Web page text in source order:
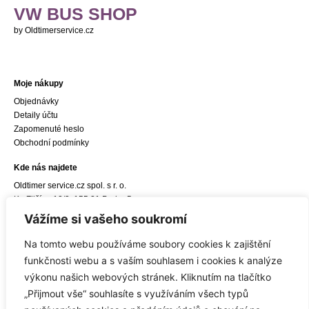
Vážíme si vašeho soukromí
Na tomto webu používáme soubory cookies k zajištění
funkčnosti webu a s vaším souhlasem i cookies k analýze
výkonu našich webových stránek. Kliknutím na tlačítko
„Přijmout vše“ souhlasíte s využíváním všech typů
VW BUS SHOP
by Oldtimerservice.cz
Moje nákupy
Objednávky
Detaily účtu
Zapomenuté heslo
Obchodní podmínky
Kde nás najdete
Oldtimer service.cz spol. s r. o.
Ke Zličínu 12/3, 155 21 Praha 5
e-mail:info@oldtimerservice.cz
Sídlo společnosti
Oldtimer service.cz spol. s r. o.
Hostivická 8/10, 155 21 Praha 5
IČ: 27450309, DIČ: CZ27450309